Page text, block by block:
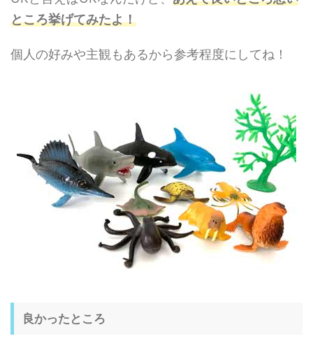
ところ挙げてみたよ！
個人の好みや主観もあるから参考程度にしてね！
良かったところ